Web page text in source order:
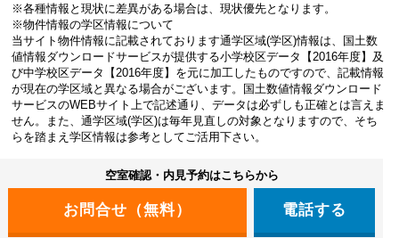
※各種情報と現状に差異がある場合は、現状優先となります。
※物件情報の学区情報について
当サイト物件情報に記載されております通学区域(学区)情報は、国土数
値情報ダウンロードサービスが提供する小学校区データ【2016年度】及
び中学校区データ【2016年度】を元に加工したものですので、記載情報
が現在の学区域と異なる場合がございます。国土数値情報ダウンロード
サービスのWEBサイト上で記述通り、データは必ずしも正確とは言えま
せん。また、通学区域(学区)は毎年見直しの対象となりますので、そち
らを踏まえ学区情報は参考としてご活用下さい。
空室確認・内見予約はこちらから
電話する